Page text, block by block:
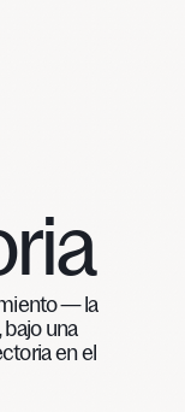
— la
una
en el